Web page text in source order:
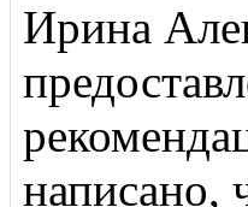
Ирина
написано,